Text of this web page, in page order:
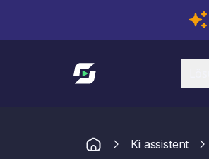
Link zur Startseite
Ki assistent